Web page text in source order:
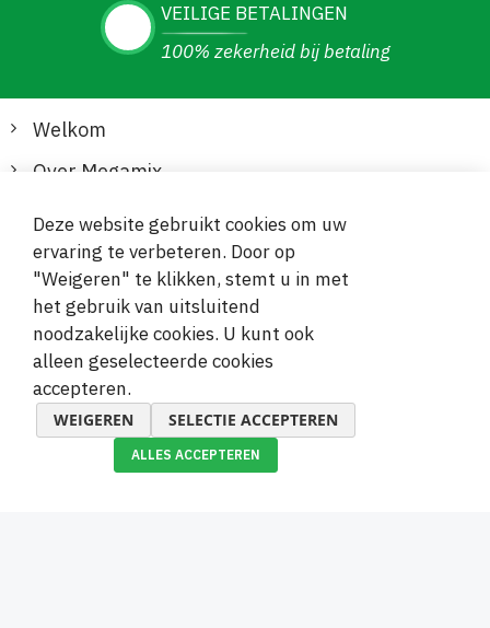
VEILIGE BETALINGEN
100% zekerheid bij betaling
Welkom
Over Megamix
Informatie
Klantenservice
Veilige en gemakkelijke betalingen
Deze website gebruikt cookies om uw
ervaring te verbeteren. Door op
"Weigeren" te klikken, stemt u in met
het gebruik van uitsluitend
noodzakelijke cookies. U kunt ook
alleen geselecteerde cookies
accepteren.
WEIGEREN SELECTIE ACCEPTEREN
ALLES ACCEPTEREN